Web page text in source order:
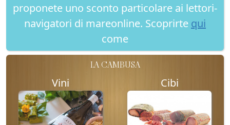
proponete uno sconto particolare ai lettori-
navigatori di mareonline. Scoprirte qui
come
LA CAMBUSA
Vini Cibi